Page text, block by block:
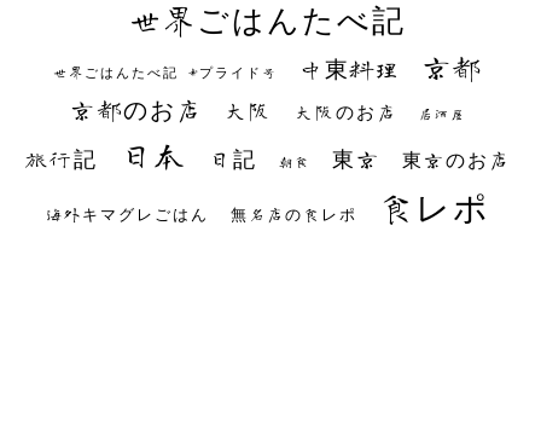
世界ごはんたべ記
世界ごはんたべ記 #プライド号 中東料理 京都
京都のお店 大阪 大阪のお店 居酒屋
旅行記 日本 日記 朝食 東京 東京のお店
海外キマグレごはん 無名店の食レポ 食レポ